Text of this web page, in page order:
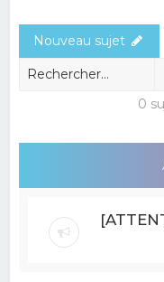
Nouveau sujet
0